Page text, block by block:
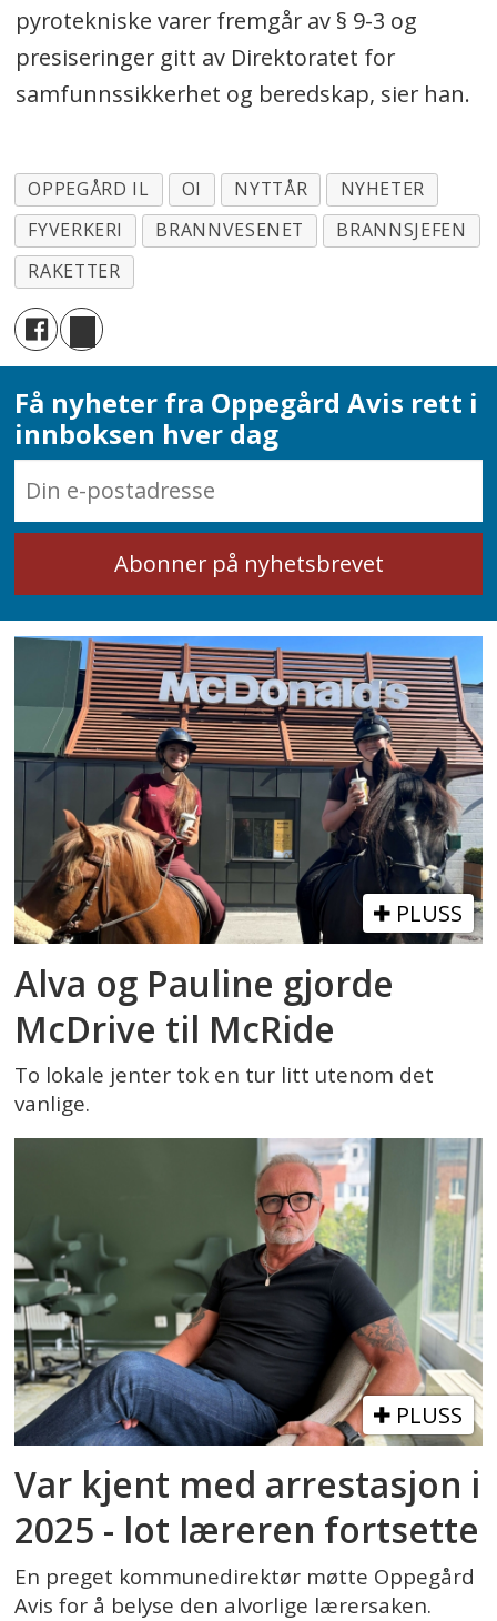
pyrotekniske varer fremgår av § 9-3 og
presiseringer gitt av Direktoratet for
samfunnssikkerhet og beredskap, sier han.
OPPEGÅRD IL OI NYTTÅR
NYHETER
FYVERKERI
BRANNVESENET
BRANNSJEFEN
RAKETTER
Få nyheter fra Oppegård Avis rett i
innboksen hver dag
PLUSS
Alva og Pauline gjorde
McDrive til McRide
To lokale jenter tok en tur litt utenom det
vanlige.
PLUSS
Var kjent med arrestasjon i
2025 - lot læreren fortsette
En preget kommunedirektør møtte Oppegård
Avis for å belyse den alvorlige lærersaken.